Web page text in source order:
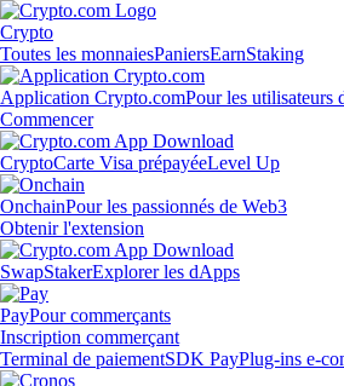
Crypto
Toutes les monnaiesPaniersEarnStaking
Application Crypto.comPour les utilisateurs
Commencer
CryptoCarte Visa prépayéeLevel Up
OnchainPour les passionnés de Web3
Obtenir l'extension
SwapStakerExplorer les dApps
PayPour commerçants
Inscription commerçant
Terminal de paiementSDK PayPlug-ins e-